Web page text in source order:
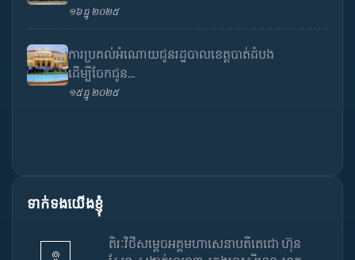
១៦ ធ្នូ ២០២៥
ការប្រគល់អំណោយជូនរដ្ឋបាលខេត្តបាត់ដំបង
ដើម្បីចែកជូន...
១៥ ធ្នូ ២០២៥
ទាក់ទងយើងខ្ញុំ
តិរៈវិថីសម្តេចអគ្គមហាសេនាបតីតេជោ ហ៊ុន